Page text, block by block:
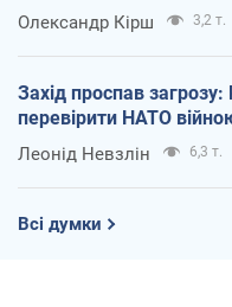
Олександр Кірш 3,2 т.
Захід проспав
перевірити НАТО
Леонід Невзлін 6,3 т.
Всі думки